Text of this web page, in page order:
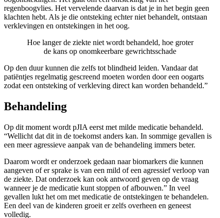
regenboogvlies. Het vervelende daarvan is dat je in het begin geen
klachten hebt. Als je die ontsteking echter niet behandelt, ontstaan
verklevingen en ontstekingen in het oog.
Hoe langer de ziekte niet wordt behandeld, hoe groter
de kans op onomkeerbare gewrichtsschade
Op den duur kunnen die zelfs tot blindheid leiden. Vandaar dat
patiëntjes regelmatig gescreend moeten worden door een oogarts
zodat een ontsteking of verkleving direct kan worden behandeld.”
Behandeling
Op dit moment wordt pJIA eerst met milde medicatie behandeld.
“Wellicht dat dit in de toekomst anders kan. In sommige gevallen is
een meer agressieve aanpak van de behandeling immers beter.
Daarom wordt er onderzoek gedaan naar biomarkers die kunnen
aangeven of er sprake is van een mild of een agressief verloop van
de ziekte. Dat onderzoek kan ook antwoord geven op de vraag
wanneer je de medicatie kunt stoppen of afbouwen.” In veel
gevallen lukt het om met medicatie de ontstekingen te behandelen.
Een deel van de kinderen groeit er zelfs overheen en geneest
volledig.